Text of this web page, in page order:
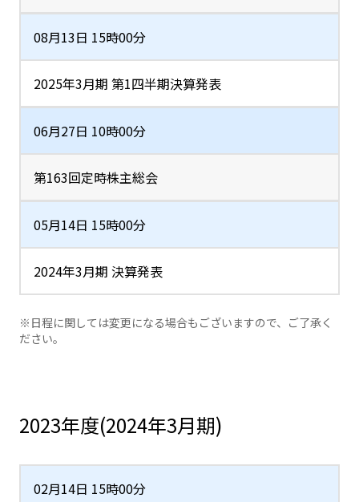
08月13日 15時00分
2025年3月期 第1四半期決算発表
06月27日 10時00分
第163回定時株主総会
05月14日 15時00分
2024年3月期 決算発表
※日程に関しては変更になる場合もございますので、ご了承く
ださい。
2023年度(2024年3月期)
02月14日 15時00分